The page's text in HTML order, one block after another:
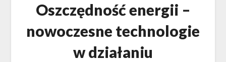
Oszczędność energii –
nowoczesne technologie
w działaniu